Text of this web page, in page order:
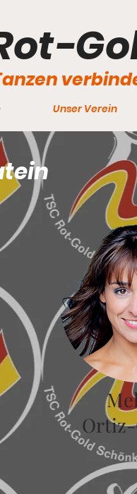
Unser Verein
Ortiz-